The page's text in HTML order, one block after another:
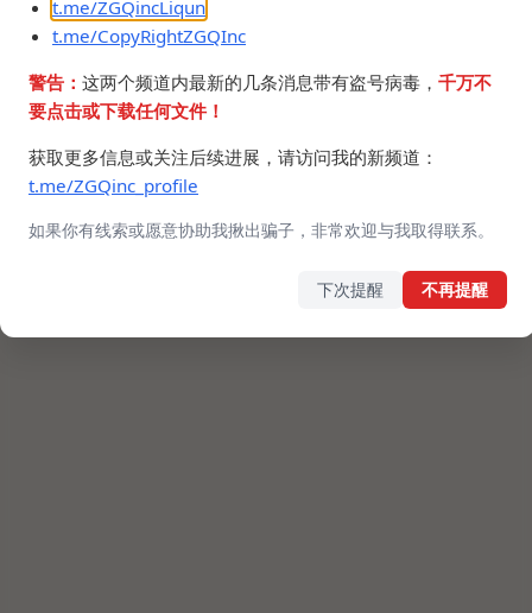
t.me/ZGQincLiqun
t.me/CopyRightZGQInc
警告： 这两个频道内最新的几条消息带有盗号病毒， 千万不
要点击或下载任何文件！
获取更多信息或关注后续进展，请访问我的新频道：
t.me/ZGQinc_profile
如果你有线索或愿意协助我揪出骗子，非常欢迎与我取得联系。
下次提醒 不再提醒